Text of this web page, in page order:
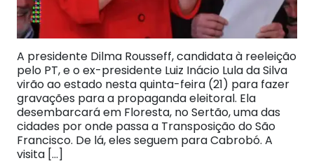
A presidente Dilma Rousseff, candidata à reeleição
pelo PT, e o ex-presidente Luiz Inácio Lula da Silva
virão ao estado nesta quinta-feira (21) para fazer
gravações para a propaganda eleitoral. Ela
desembarcará em Floresta, no Sertão, uma das
cidades por onde passa a Transposição do São
Francisco. De lá, eles seguem para Cabrobó. A
visita […]